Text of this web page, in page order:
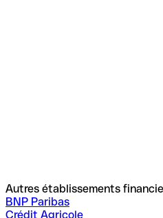
Autres établissements
BNP Paribas
Crédit Agricole